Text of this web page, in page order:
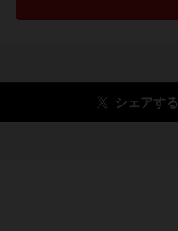
シェアする